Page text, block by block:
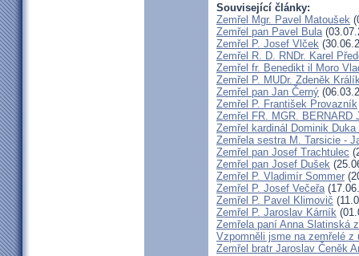
Související články:
Zemřel Mgr. Pavel Matoušek
Zemřel pan Pavel Bula
Zemřel P. Josef Vlček
Zemřel R. D. RNDr. Karel
Zemřel fr. Benedikt il Moro
Zemřel P. MUDr. Zdeněk
Zemřel pan Jan Černý
Zemřel P. František Provazník
Zemřel FR. MGR. BERNARD
Zemřel kardinál Dominik Duka
Zemřela sestra M. Tarsicie -
Zemřel pan Josef Trachtulec
Zemřel pan Josef Dušek
Zemřel P. Vladimír Sommer
Zemřel P. Josef Večeřa
Zemřel P. Pavel Klimovič
Zemřel P. Jaroslav Kárník
Zemřela paní Anna Slatinská
Vzpomněli jsme na zemřelé
Zemřel bratr Jaroslav Čeněk